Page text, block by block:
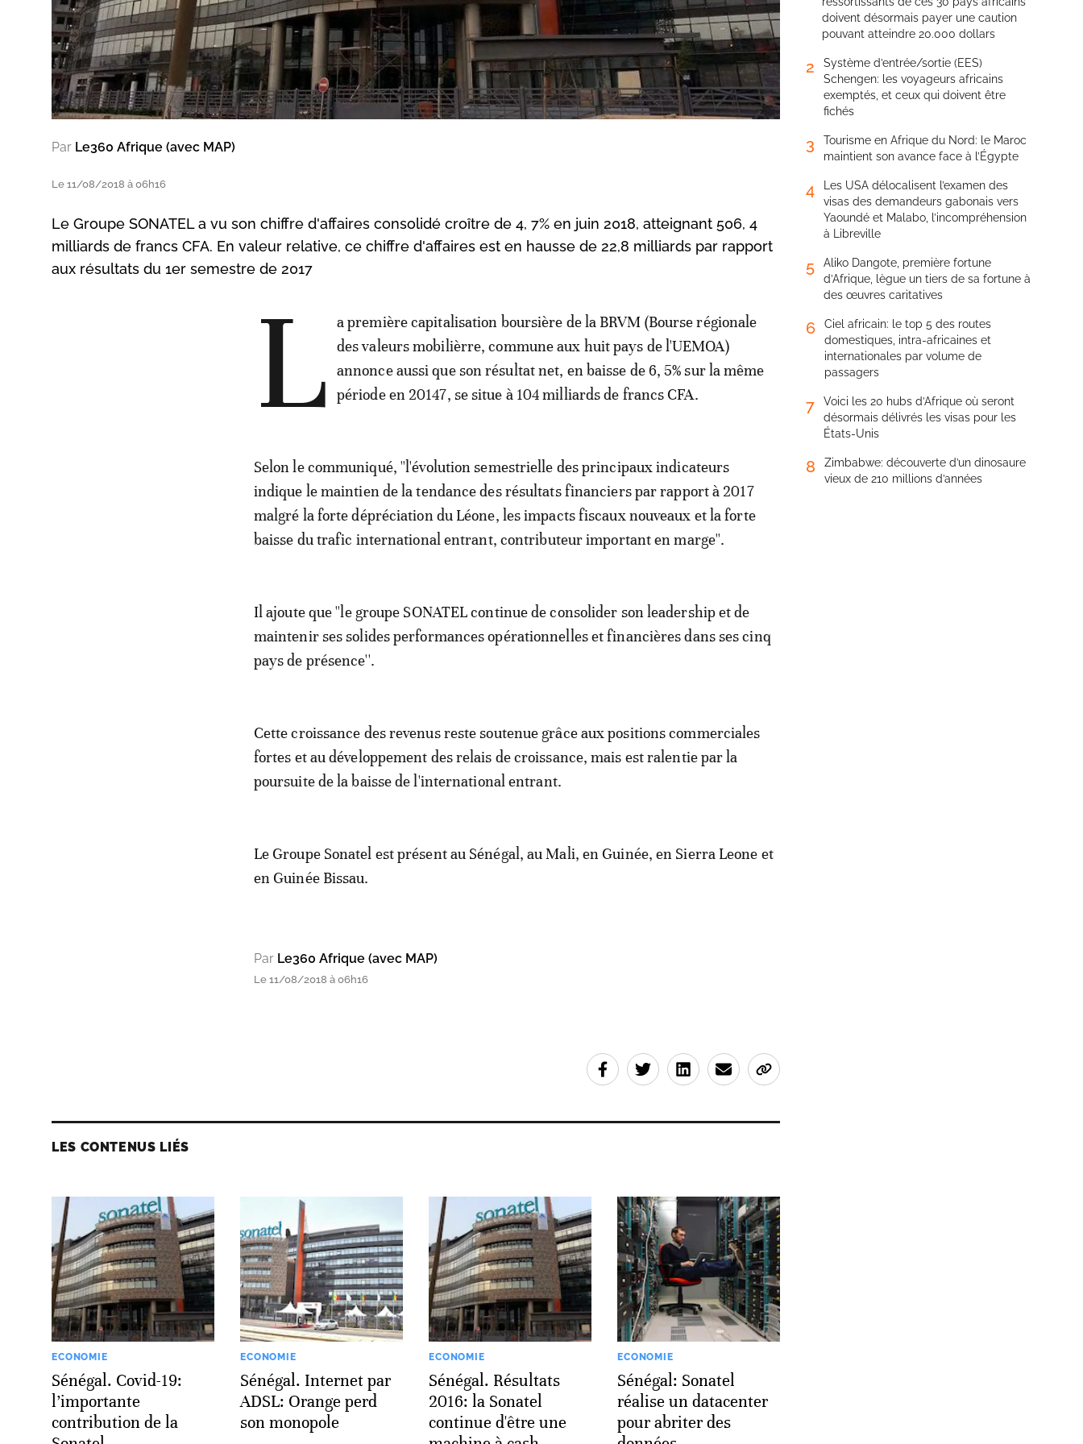
Par Le360 Afrique (avec MAP)
Le 11/08/2018 à 06h16
Le Groupe SONATEL a vu son chiffre d'affaires consolidé croître de 4, 7% en juin 2018, atteignant 506, 4
milliards de francs CFA. En valeur relative, ce chiffre d'affaires est en hausse de 22,8 milliards par rapport
aux résultats du 1er semestre de 2017
L
a première capitalisation boursière de la BRVM (Bourse régionale
des valeurs mobilièrre, commune aux huit pays de l'UEMOA)
annonce aussi que son résultat net, en baisse de 6, 5% sur la même
période en 20147, se situe à 104 milliards de francs CFA.
Selon le communiqué, ''l'évolution semestrielle des principaux indicateurs
indique le maintien de la tendance des résultats financiers par rapport à 2017
malgré la forte dépréciation du Léone, les impacts fiscaux nouveaux et la forte
baisse du trafic international entrant, contributeur important en marge''.
Il ajoute que ''le groupe SONATEL continue de consolider son leadership et de
maintenir ses solides performances opérationnelles et financières dans ses cinq
pays de présence''.
Cette croissance des revenus reste soutenue grâce aux positions commerciales
fortes et au développement des relais de croissance, mais est ralentie par la
poursuite de la baisse de l'international entrant.
Le Groupe Sonatel est présent au Sénégal, au Mali, en Guinée, en Sierra Leone et
en Guinée Bissau.
Par Le360 Afrique (avec MAP)
Le 11/08/2018 à 06h16
LES CONTENUS LIÉS
ECONOMIE
Sénégal. Covid-19:
l’importante
contribution de la
ECONOMIE
Sénégal. Internet par
ADSL: Orange perd
son monopole
ECONOMIE
Sénégal. Résultats
2016: la Sonatel
continue d'être une
ECONOMIE
Sénégal: Sonatel
réalise un datacenter
pour abriter des
doivent désormais payer une caution
pouvant atteindre 20.000 dollars
2
Système d’entrée/sortie (EES)
Schengen: les voyageurs africains
exemptés, et ceux qui doivent être
fichés
3
Tourisme en Afrique du Nord: le Maroc
maintient son avance face à l’Égypte
4
Les USA délocalisent l’examen des
visas des demandeurs gabonais vers
Yaoundé et Malabo, l’incompréhension
à Libreville
5
Aliko Dangote, première fortune
d’Afrique, lègue un tiers de sa fortune à
des œuvres caritatives
6
Ciel africain: le top 5 des routes
domestiques, intra-africaines et
internationales par volume de
passagers
7
Voici les 20 hubs d’Afrique où seront
désormais délivrés les visas pour les
États-Unis
8
Zimbabwe: découverte d’un dinosaure
vieux de 210 millions d’années